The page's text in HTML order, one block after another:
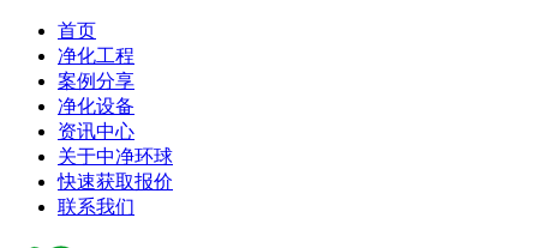
首页
净化工程
案例分享
净化设备
资讯中心
关于中净环球
快速获取报价
联系我们